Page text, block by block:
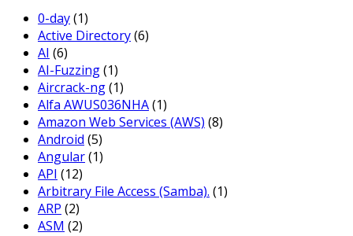
0-day(1)
Active Directory(6)
AI (6)
AI-Fuzzing(1)
Aircrack-ng(1)
Alfa AWUS036NHA(1)
Amazon Web Services (AWS) (8)
Android (5)
Angular(1)
API (12)
Arbitrary File Access (Samba). (1)
ARP (2)
ASM (2)